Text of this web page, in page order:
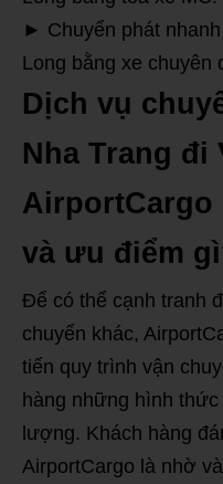
► Chuyển phát
Long bằng xe chuyên
Dịch vụ
Nha Trang đi
và ưu điểm
Để có thể cạnh tranh
chuyển khác,
tiến quy trình vận
hàng những hình
lượng. Khách hàng
AirportCargo là nhờ